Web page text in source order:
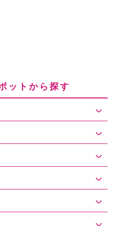
ットから探す